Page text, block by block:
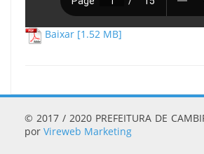
Baixar [1.52 MB]
© 2017 / 2020 PREFEITURA DE
por Vireweb Marketing